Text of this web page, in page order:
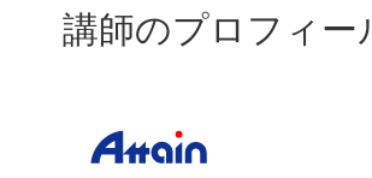
講師のプロフィー